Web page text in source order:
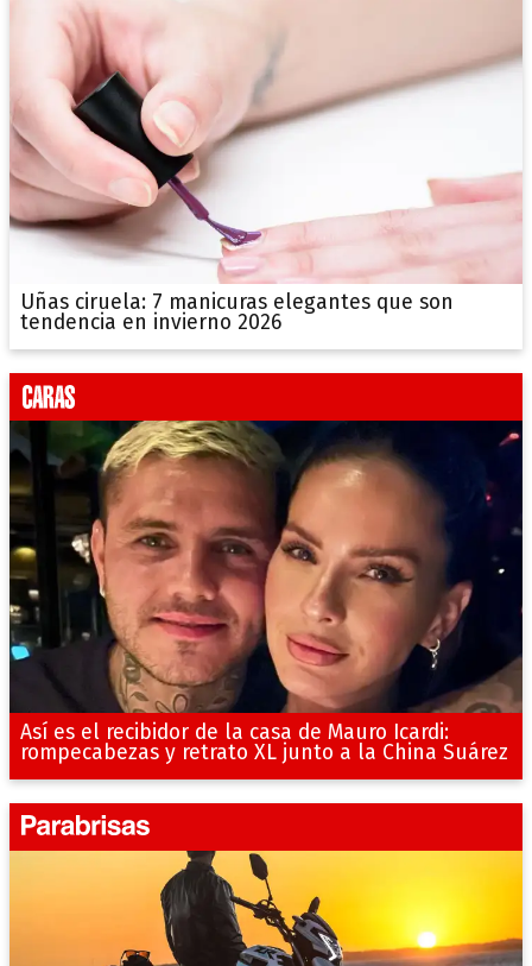
Uñas ciruela: 7 manicuras elegantes que son
tendencia en invierno 2026
Así es el recibidor de la casa de Mauro Icardi:
rompecabezas y retrato XL junto a la China Suárez